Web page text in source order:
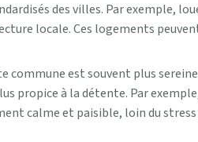
des villes. Par exemple,
locale. Ces logements
commune est souvent plus
propice à la détente. Par
calme et paisible, loin du stress